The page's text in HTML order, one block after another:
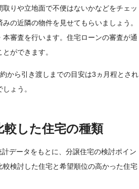
りや立地面で不便はないかなどをチェッ
の近隣の物件を見せてもらいましょう。
審査を行います。住宅ローンの審査が通
ができます。
から引き渡しまでの目安は3ヵ月程とされ
ょう。
較した住宅の種類
データをもとに、分譲住宅の検討ポイン
検討した住宅と希望順位の高かった住宅